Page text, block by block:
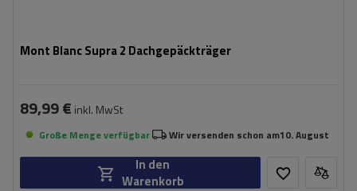
Mont Blanc Supra 2 Dachgepäckträger
89,99 € inkl. MwSt
Große Menge verfügbar Wir versenden schon am10. August
In den
Warenkorb